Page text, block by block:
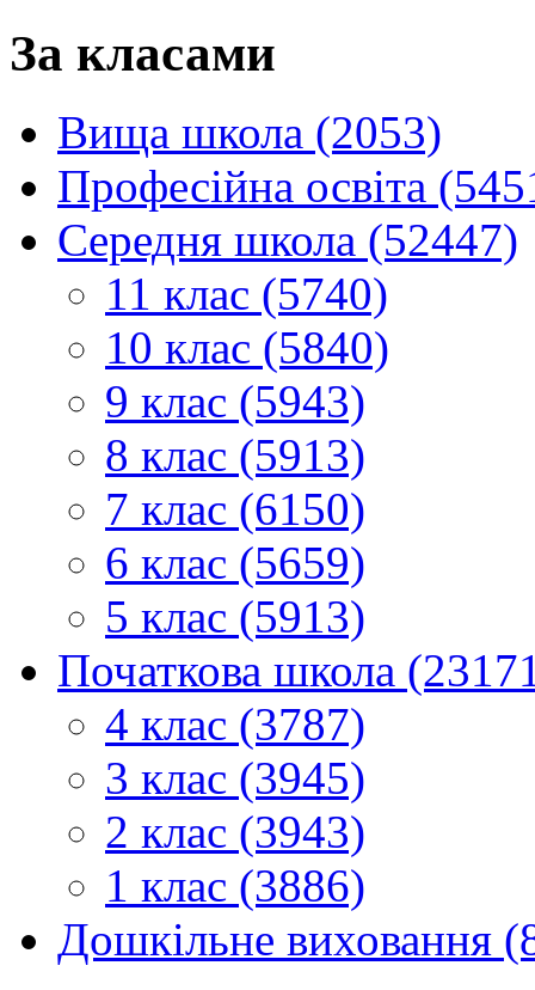
За класами
Вища школа (2053)
Професійна освіта
Середня школа (52447)
11 клас (5740)
10 клас (5840)
9 клас (5943)
8 клас (5913)
7 клас (6150)
6 клас (5659)
5 клас (5913)
Початкова школа
4 клас (3787)
3 клас (3945)
2 клас (3943)
1 клас (3886)
Дошкільне виховання